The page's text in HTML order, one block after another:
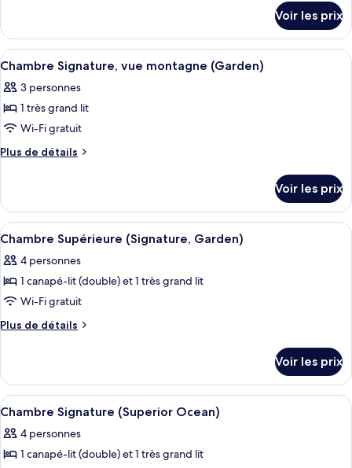
Chambre
Signature
(Calssic
Ocean)
le
type
de
Chambre
Signature
Ocean)
Voir les prix
Afficher
toutes
les
photos
pour
ce
chambre :
Chambre
Signature,
vue
montagne
(Garden)
Une chambre d’hôtel avec un grand
17
Chambre Signature, vue montagne (Garden)
3 personnes
1 très grand lit
Wi-Fi gratuit
Plus de détails
Plus
le
type
de
Chambre
Signature,
montagne
(Garden)
Voir les prix
Afficher
toutes
les
photos
pour
ce
chambre :
Chambre
Supérieure
(Signature,
Garden)
Un salon moderne avec une table à
15
Chambre Supérieure (Signature, Garden)
4 personnes
1 canapé-lit (double) et 1 très grand lit
Wi-Fi gratuit
Plus de détails
Plus
le
type
de
Chambre
Supérieure
Voir les prix
Afficher
toutes
les
photos
Un lit bien fait, avec une couette
13
Chambre Signature (Superior Ocean)
4 personnes
1 canapé-lit (double) et 1 très grand lit